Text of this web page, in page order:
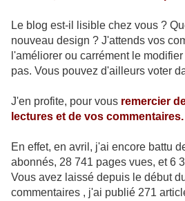
Le blog est-il lisible chez vous ?
nouveau design ? J'attends vos
l'améliorer ou carrément le
pas. Vous pouvez d'ailleurs voter
J'en profite, pour vous remercier
lectures et de vos commentaires.
En effet, en avril, j'ai encore battu
abonnés, 28 741 pages vues, et 6
Vous avez laissé depuis le début
commentaires , j'ai publié 271